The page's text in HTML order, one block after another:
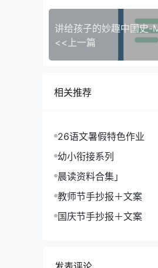
讲给孩子的妙趣中国史-
<<上一篇
相关推荐
26语文暑假特色作业
幼小衔接系列
晨读资料合集」
教师节手抄报＋文案
国庆节手抄报＋文案